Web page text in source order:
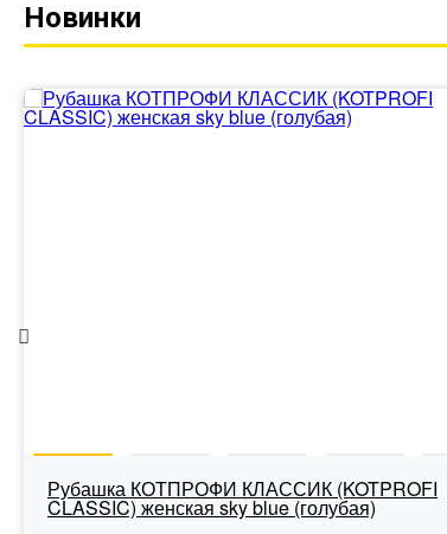
Новинки
Рубашка КОТПРОФИ КЛАССИК (KOTPROFI
CLASSIC) женская sky blue (голубая)